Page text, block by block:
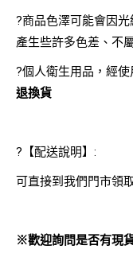
?商品色澤可能會因
產生些許多色差、不
?個人衛生用品，經使
退換貨
?【配送說明】:
可直接到我們門市領
※歡迎詢問是否有現